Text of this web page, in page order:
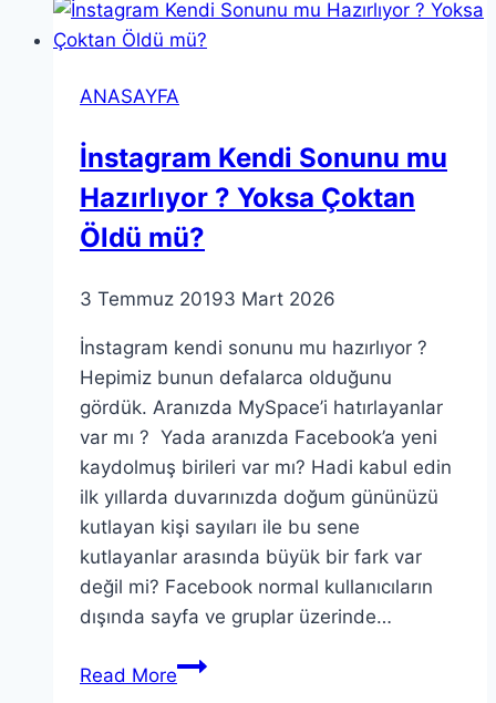
2026:
Detaylı
Bölgeler
Güncel
Fiyatlar
ANASAYFA
İnstagram Kendi Sonunu mu
Hazırlıyor ? Yoksa Çoktan
Öldü mü?
3 Temmuz 20193 Mart 2026
İnstagram kendi sonunu mu hazırlıyor ?
Hepimiz bunun defalarca olduğunu
gördük. Aranızda MySpace’i hatırlayanlar
var mı ? Yada aranızda Facebook’a yeni
kaydolmuş birileri var mı? Hadi kabul edin
ilk yıllarda duvarınızda doğum gününüzü
kutlayan kişi sayıları ile bu sene
kutlayanlar arasında büyük bir fark var
değil mi? Facebook normal kullanıcıların
dışında sayfa ve gruplar üzerinde…
Read Moreİnstagram